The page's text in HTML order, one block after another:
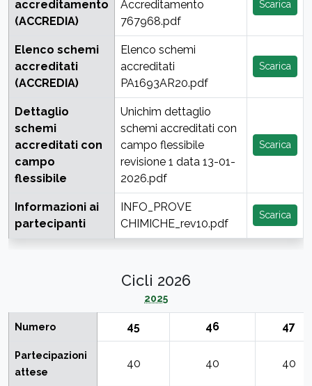
accreditamento
(ACCREDIA)
Accreditamento
767968.pdf
Scarica
Elenco schemi
accreditati
(ACCREDIA)
Elenco schemi
accreditati
PA1693AR20.pdf
Scarica
Dettaglio
schemi
accreditati con
campo
flessibile
Unichim dettaglio
schemi accreditati con
campo flessibile
revisione 1 data 13-01-
2026.pdf
Scarica
Informazioni ai
partecipanti
INFO_PROVE
CHIMICHE_rev10.pdf
Scarica
Cicli 2026
2025
Numero 45 46 47
Partecipazioni
attese
40 40 40